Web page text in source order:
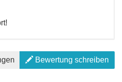
Bewertung schreiben